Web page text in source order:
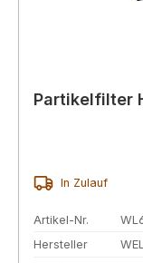
Partikelfilter
In Zulauf
Artikel-Nr.
Hersteller